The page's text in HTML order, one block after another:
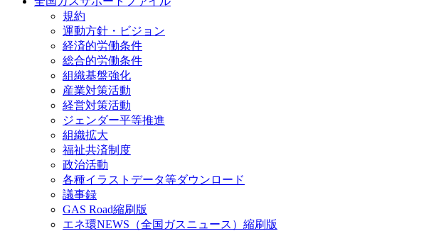
規約
運動方針・ビジョン
経済的労働条件
総合的労働条件
組織基盤強化
産業対策活動
経営対策活動
ジェンダー平等推進
組織拡大
福祉共済制度
政治活動
各種イラストデータ等ダウンロード
議事録
GAS Road縮刷版
エネ環NEWS（全国ガスニュース）縮刷版